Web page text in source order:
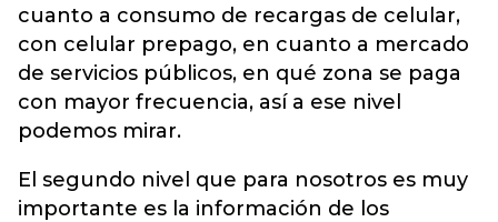
cuanto a consumo de recargas de celular,
con celular prepago, en cuanto a mercado
de servicios públicos, en qué zona se paga
con mayor frecuencia, así a ese nivel
podemos mirar.
El segundo nivel que para nosotros es muy
importante es la información de los